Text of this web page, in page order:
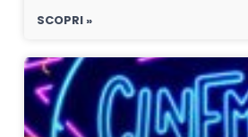
SCOPRI »